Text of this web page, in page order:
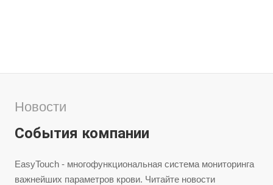
Новости
События компании
EasyTouch - многофункциональная система мониторинга
важнейших параметров крови. Читайте новости